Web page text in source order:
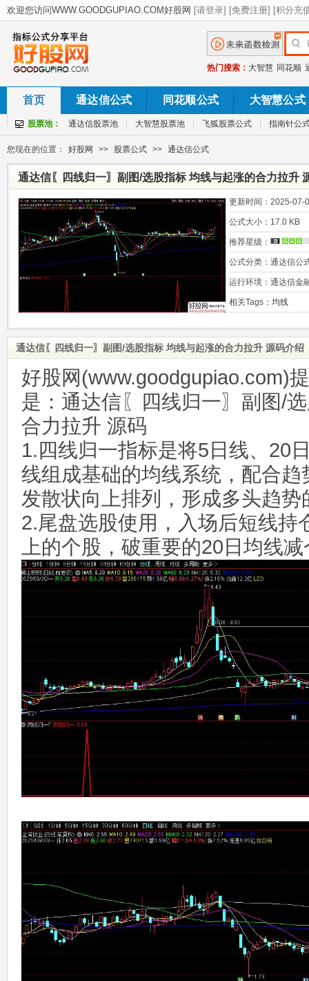
热门搜索： 大智慧 同花顺
首页 通达信公式 同花顺公式 大智慧公式
股票池： 通达信股票池 大智慧股票池 飞狐股票公式 指南针公
您现在的位置： 好股网 >> 股票公式 >> 通达信公式
通达信〖四线归一〗副图/选股指标 均线与起涨的合力拉升
更新时间： 2025-07-
公式大小： 17.0 KB
推荐星级：
公式分类： 通达信公
运行环境： 通达信金
相关Tags： 均线
通达信〖四线归一〗副图/选股指标 均线与起涨的合力拉升 源码介绍
好股网(www.goodgupiao.com)
是：通达信〖四线归一〗副图/
合力拉升 源码
1.四线归一指标是将5日线、20
线组成基础的均线系统，配合
发散状向上排列，形成多头趋势
2.尾盘选股使用，入场后短线持
上的个股，破重要的20日均线